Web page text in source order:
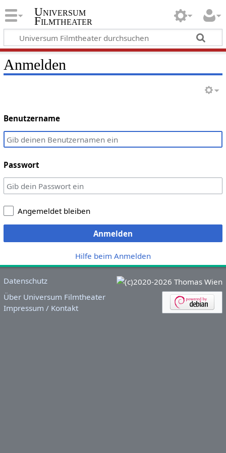
Universum
Filmtheater
Anmelden
Benutzername
Passwort
Angemeldet bleiben
Anmelden
Hilfe beim Anmelden
Datenschutz
Über Universum Filmtheater
Impressum / Kontakt